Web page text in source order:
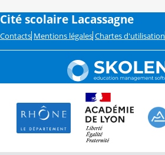
Cité scolaire Lacassagne
Contacts Mentions légales Chartes d'utilisation